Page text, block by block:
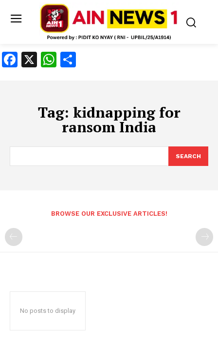
Facebook
X WhatsApp
Tag: kidnapping for
ransom India
SEARCH
BROWSE OUR EXCLUSIVE ARTICLES!
No posts to display